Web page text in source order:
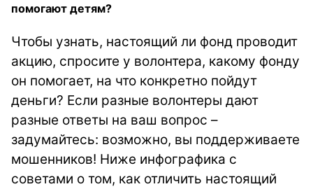
помогают детям?
Чтобы узнать, настоящий ли фонд проводит
акцию, спросите у волонтера, какому фонду
он помогает, на что конкретно пойдут
деньги? Если разные волонтеры дают
разные ответы на ваш вопрос –
задумайтесь: возможно, вы поддерживаете
мошенников! Ниже инфографика с
советами о том, как отличить настоящий